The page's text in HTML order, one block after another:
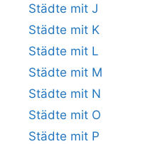
Städte mit J
Städte mit K
Städte mit L
Städte mit M
Städte mit N
Städte mit O
Städte mit P